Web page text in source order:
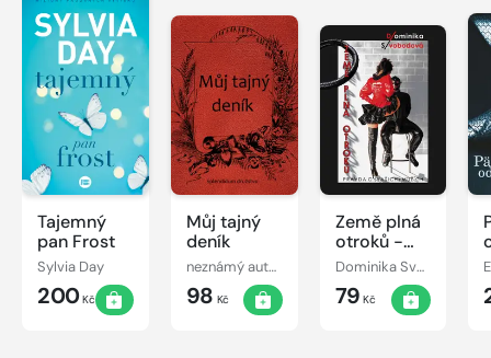
Tajemný
pan Frost
Sylvia Day
200Kč
Můj tajný
deník
neznámý autor
98 Kč
Země plná
otroků -
Pravda o
(vašich)
mužích
Dominika Svobodová
79 Kč